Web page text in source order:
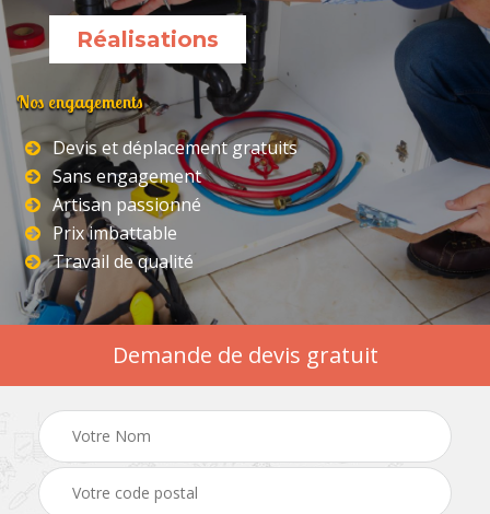
Réalisations
Nos engagements
Devis et déplacement gratuits
Sans engagement
Artisan passionné
Prix imbattable
Travail de qualité
Demande de devis gratuit